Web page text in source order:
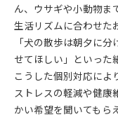
ん、ウサギや小動物ま
生活リズムに合わせた
「犬の散歩は朝夕に
せてほしい」といった
こうした個別対応によ
ストレスの軽減や健康
かい希望を聞いてもら